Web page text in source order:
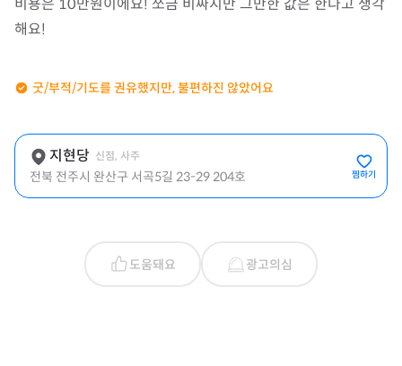
비용은 10만원이에요! 쪼금 비싸지만 그만한 값은 한다고 생각
해요!
굿/부적/기도를 권유했지만, 불편하진 않았어요
지현당 신점, 사주
전북 전주시 완산구 서곡5길 23-29 204호 찜하기
도움돼요 광고의심